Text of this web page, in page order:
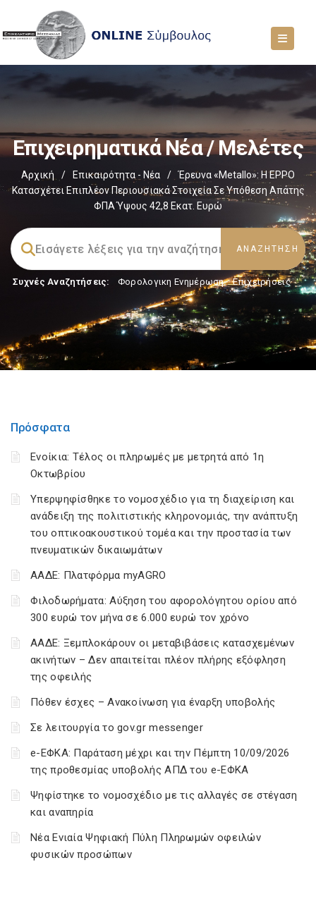
Επιχειρηματικά Νέα / Μελέτες
Αρχική / Επικαιρότητα - Νέα /
Έρευνα «Metallo»: Η EPPO
Κατασχέτει Επιπλέον Περιουσιακά Στοιχεία Σε Υπόθεση Απάτης
ΦΠΑ Ύψους 42,8 Εκατ. Ευρώ
Συχνές Αναζητήσεις: Φορολογικη Ενημέρωση, Επιχειρήσεις
Πρόσφατα
Ενοίκια: Τέλος οι πληρωμές με μετρητά από 1η
Οκτωβρίου
Υπερψηφίσθηκε το νομοσχέδιο για τη διαχείριση και
ανάδειξη της πολιτιστικής κληρονομιάς, την ανάπτυξη
του οπτικοακουστικού τομέα και την προστασία των
πνευματικών δικαιωμάτων
ΑΑΔΕ: Πλατφόρμα myAGRO
Φιλοδωρήματα: Αύξηση του αφορολόγητου ορίου από
300 ευρώ τον μήνα σε 6.000 ευρώ τον χρόνο
ΑΑΔΕ: Ξεμπλοκάρουν οι μεταβιβάσεις κατασχεμένων
ακινήτων – Δεν απαιτείται πλέον πλήρης εξόφληση
της οφειλής
Πόθεν έσχες – Ανακοίνωση για έναρξη υποβολής
Σε λειτουργία το gov.gr messenger
e-ΕΦΚΑ: Παράταση μέχρι και την Πέμπτη 10/09/2026
της προθεσμίας υποβολής ΑΠΔ του e-ΕΦΚΑ
Ψηφίστηκε το νομοσχέδιο με τις αλλαγές σε στέγαση
και αναπηρία
Νέα Ενιαία Ψηφιακή Πύλη Πληρωμών οφειλών
φυσικών προσώπων